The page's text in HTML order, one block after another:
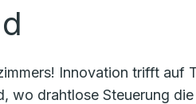
Innovation trifft auf
wo drahtlose Steuerung